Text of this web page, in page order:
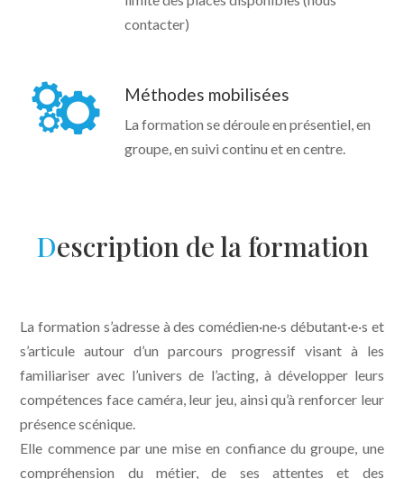
contacter)
Méthodes mobilisées
La formation se déroule en présentiel, en
groupe, en suivi continu et en centre.
Description de la formation
La formation s’adresse à des comédien·ne·s débutant·e·s et
s’articule autour d’un parcours progressif visant à les
familiariser avec l’univers de l’acting, à développer leurs
compétences face caméra, leur jeu, ainsi qu’à renforcer leur
présence scénique.
Elle commence par une mise en confiance du groupe, une
compréhension du métier, de ses attentes et des